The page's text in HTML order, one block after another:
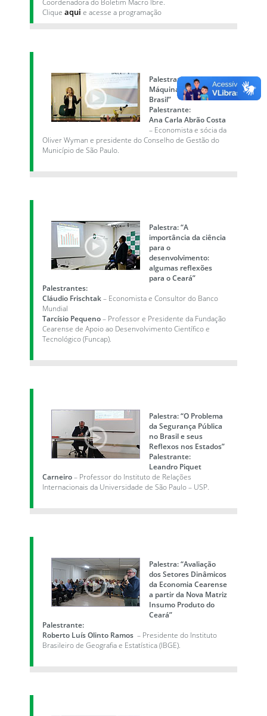
Clique aqui e acesse a programação
Palestra: “Eficiência da
Máquina Pública do
Brasil”
Palestrante:
Ana Carla Abrão Costa
– Economista e sócia da
Oliver Wyman e presidente do Conselho de Gestão do
Município de São Paulo.
Palestra: “A
importância da ciência
para o
desenvolvimento:
algumas reflexões
para o Ceará”
Palestrantes:
Cláudio Frischtak– Economista e Consultor do Banco
Mundial
Tarcísio Pequeno– Professor e Presidente da Fundação
Cearense de Apoio ao Desenvolvimento Científico e
Tecnológico (Funcap).
Palestra: “O Problema
da Segurança Pública
no Brasil e seus
Reflexos nos Estados”
Palestrante:
Leandro Piquet
Carneiro– Professor do Instituto de Relações
Internacionais da Universidade de São Paulo – USP.
Palestra: “Avaliação
dos Setores Dinâmicos
da Economia Cearense
a partir da Nova Matriz
Insumo Produto do
Ceará”
Palestrante:
Roberto Luís Olinto Ramos – Presidente do Instituto
Brasileiro de Geografia e Estatística (IBGE).